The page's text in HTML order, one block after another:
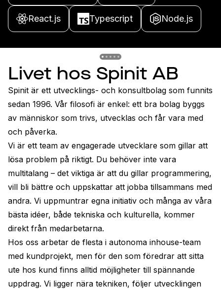
React.js Typescript Node.js
Livet hos Spinit AB
Spinit är ett utvecklings- och konsultbolag som funnits
sedan 1996. Vår filosofi är enkel: ett bra bolag byggs
av människor som trivs, utvecklas och får vara med
och påverka.
Vi är ett team av engagerade utvecklare som gillar att
lösa problem på riktigt. Du behöver inte vara
multitalang – det viktiga är att du gillar programmering,
vill bli bättre och uppskattar att jobba tillsammans med
andra. Vi uppmuntrar egna initiativ och många av våra
bästa idéer, både tekniska och kulturella, kommer
direkt från medarbetarna.
Hos oss arbetar de flesta i autonoma inhouse-team
med kundprojekt, men för den som föredrar att sitta
ute hos kund finns alltid möjligheter till spännande
uppdrag. Vi ligger nära tekniken, följer utvecklingen